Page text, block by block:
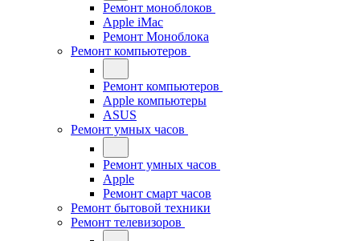
Ремонт моноблоков
Apple iMac
Ремонт Моноблока
Ремонт компьютеров
Ремонт компьютеров
Apple компьютеры
ASUS
Ремонт умных часов
Ремонт умных часов
Apple
Ремонт смарт часов
Ремонт бытовой техники
Ремонт телевизоров